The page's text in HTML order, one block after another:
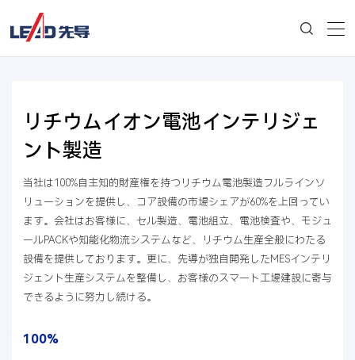
リチウムイオン電池インテリジェ
ント製造
当社は100%自主知的財産権を持つリチウム電池製造フルラインソ
リューションを提供し、コア設備の市場シェアが60%を上回ってい
ます。会社はお客様に、セル製造、電池組立、電池検査や、モジュ
ールPACKや知能化物流システムなど、リチウム生産全般にわたる
設備を提供しております。更に、先導が独自開発したMESインテリ
ジェント生産システムを整備し、お客様のスマート工場建設に寄与
できるように努力し続ける。
100%